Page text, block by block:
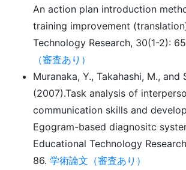
An action plan introduction
training improvement
Technology Research, 30(1-2):
（審査あり）
Muranaka, Y., Takahashi, M., and
(2007).Task analysis of
communication skills and
Egogram-based diagnositc
Educational Technology
86. 学術論文（審査あり）